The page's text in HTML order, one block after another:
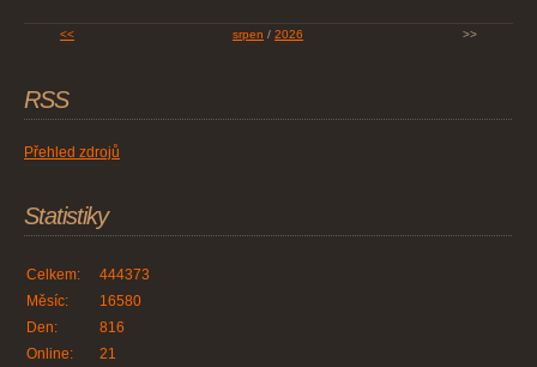
<< srpen / 2026 >>
RSS
Přehled zdrojů
Statistiky
Online: 21
Celkem:
444373
Měsíc:
16580
Den:
816